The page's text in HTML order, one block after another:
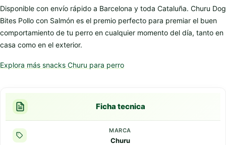
Disponible con envío rápido a Barcelona y toda Cataluña. Churu Dog
Bites Pollo con Salmón es el premio perfecto para premiar el buen
comportamiento de tu perro en cualquier momento del día, tanto en
casa como en el exterior.
Explora más snacks Churu para perro
Ficha tecnica
MARCA
Churu